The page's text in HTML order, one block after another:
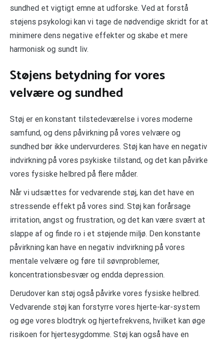
sundhed et vigtigt emne at udforske. Ved at forstå
støjens psykologi kan vi tage de nødvendige skridt for at
minimere dens negative effekter og skabe et mere
harmonisk og sundt liv.
Støjens betydning for vores
velvære og sundhed
Støj er en konstant tilstedeværelse i vores moderne
samfund, og dens påvirkning på vores velvære og
sundhed bør ikke undervurderes. Støj kan have en negativ
indvirkning på vores psykiske tilstand, og det kan påvirke
vores fysiske helbred på flere måder.
Når vi udsættes for vedvarende støj, kan det have en
stressende effekt på vores sind. Støj kan forårsage
irritation, angst og frustration, og det kan være svært at
slappe af og finde ro i et støjende miljø. Den konstante
påvirkning kan have en negativ indvirkning på vores
mentale velvære og føre til søvnproblemer,
koncentrationsbesvær og endda depression.
Derudover kan støj også påvirke vores fysiske helbred.
Vedvarende støj kan forstyrre vores hjerte-kar-system
og øge vores blodtryk og hjertefrekvens, hvilket kan øge
risikoen for hjertesygdomme. Støj kan også have en